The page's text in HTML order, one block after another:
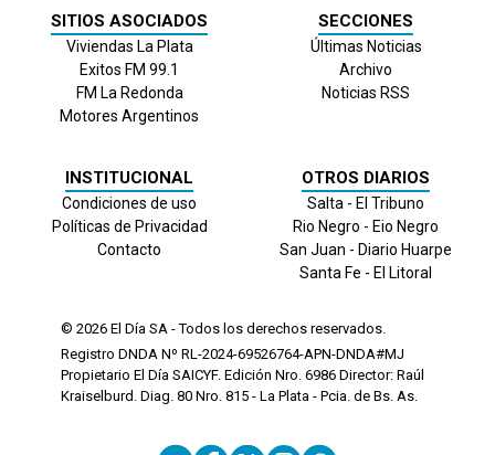
SITIOS ASOCIADOS
Viviendas La Plata
Exitos FM 99.1
FM La Redonda
Motores Argentinos
SECCIONES
Últimas Noticias
Archivo
Noticias RSS
INSTITUCIONAL
Condiciones de uso
Políticas de Privacidad
Contacto
OTROS DIARIOS
Salta - El Tribuno
Rio Negro - Eio Negro
San Juan - Diario Huarpe
Santa Fe - El Litoral
© 2026 El Día SA - Todos los derechos reservados.
Registro DNDA Nº RL-2024-69526764-APN-DNDA#MJ
Propietario El Día SAICYF. Edición Nro. 6986 Director: Raúl
Kraiselburd. Diag. 80 Nro. 815 - La Plata - Pcia. de Bs. As.